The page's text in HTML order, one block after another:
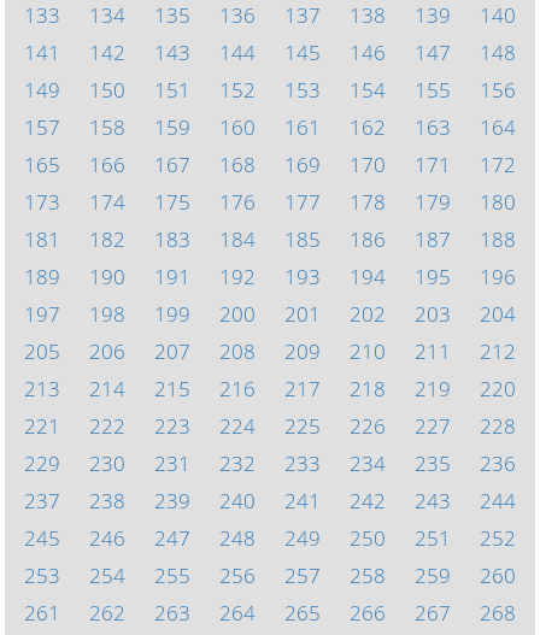
133
134 135 136 137 138 139
140
141
142 143 144 145 146 147
148
149
150 151 152 153 154 155
156
157
158 159 160 161 162 163
164
165
166 167 168 169 170 171
172
173
174 175 176 177 178 179
180
181
182 183 184 185 186 187
188
189
190 191 192 193 194 195
196
197
198 199 200 201 202 203
204
205
206 207 208 209 210 211
212
213
214 215 216 217 218 219
220
221
222 223 224 225 226 227
228
229
230 231 232 233 234 235
236
237
238 239 240 241 242 243
244
245
246 247 248 249 250 251
252
253
254 255 256 257 258 259
260
261
262 263 264 265 266 267
268